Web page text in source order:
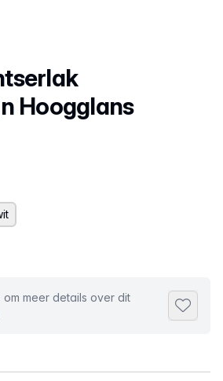
Hoogglans
meer details over dit